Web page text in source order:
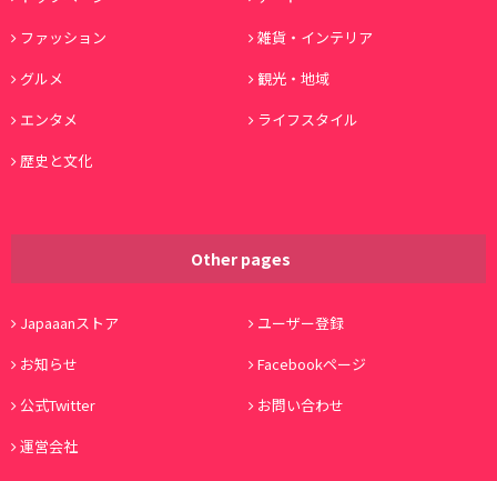
ファッション
雑貨・インテリア
グルメ
観光・地域
エンタメ
ライフスタイル
歴史と文化
Other pages
Japaaanストア
ユーザー登録
お知らせ
Facebookページ
公式Twitter
お問い合わせ
運営会社